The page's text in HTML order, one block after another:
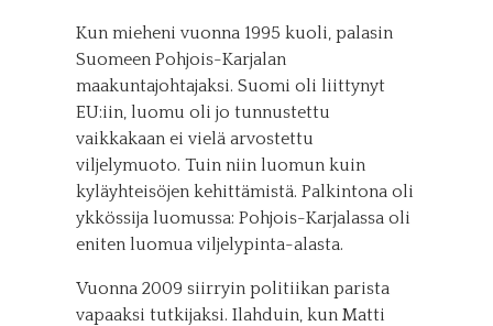
Kun mieheni vuonna 1995 kuoli, palasin
Suomeen Pohjois-Karjalan
maakuntajohtajaksi. Suomi oli liittynyt
EU:iin, luomu oli jo tunnustettu
vaikkakaan ei vielä arvostettu
viljelymuoto. Tuin niin luomun kuin
kyläyhteisöjen kehittämistä. Palkintona oli
ykkössija luomussa: Pohjois-Karjalassa oli
eniten luomua viljelypinta-alasta.
Vuonna 2009 siirryin politiikan parista
vapaaksi tutkijaksi. Ilahduin, kun Matti